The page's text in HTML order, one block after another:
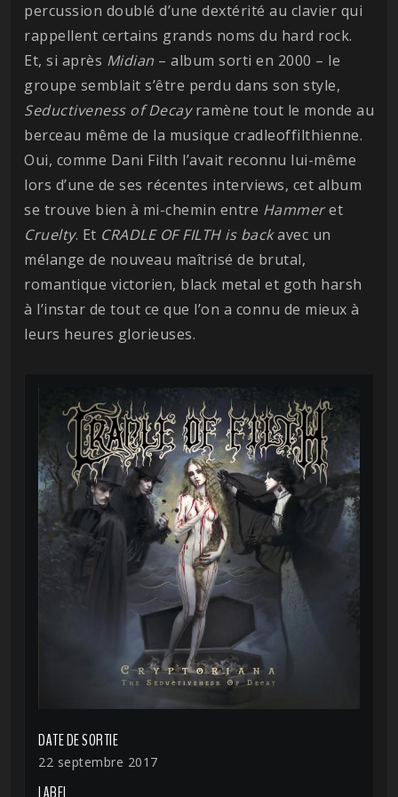
percussion doublé d’une dextérité au clavier qui
rappellent certains grands noms du hard rock.
Et, si après Midian – album sorti en 2000 – le
groupe semblait s’être perdu dans son style,
Seductiveness of Decayramène tout le monde au
berceau même de la musique cradleoffilthienne.
Oui, comme Dani Filth l’avait reconnu lui-même
lors d’une de ses récentes interviews, cet album
se trouve bien à mi-chemin entre Hammeret
Cruelty. Et CRADLE OF FILTH is backavec un
mélange de nouveau maîtrisé de brutal,
romantique victorien, black metal et goth harsh
à l’instar de tout ce que l’on a connu de mieux à
leurs heures glorieuses.
DATE DE SORTIE
22 septembre 2017
LABEL